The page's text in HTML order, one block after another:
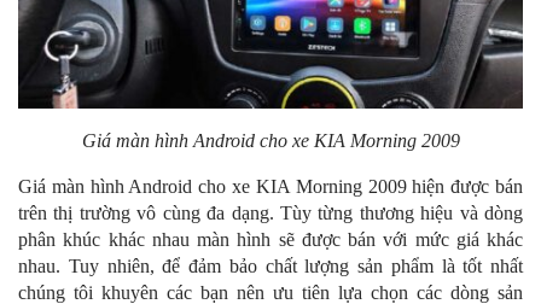
Giá màn hình Android cho xe KIA Morning 2009
Giá màn hình Android cho xe KIA Morning 2009 hiện được bán
trên thị trường vô cùng đa dạng. Tùy từng thương hiệu và dòng
phân khúc khác nhau màn hình sẽ được bán với mức giá khác
nhau. Tuy nhiên, để đảm bảo chất lượng sản phẩm là tốt nhất
chúng tôi khuyên các bạn nên ưu tiên lựa chọn các dòng sản